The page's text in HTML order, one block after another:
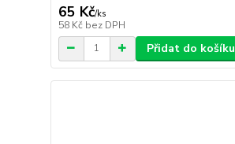
65 Kč/ks
58 Kč bez DPH
Přidat do košíku